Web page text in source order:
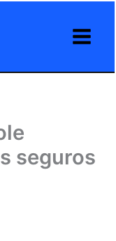
seguros